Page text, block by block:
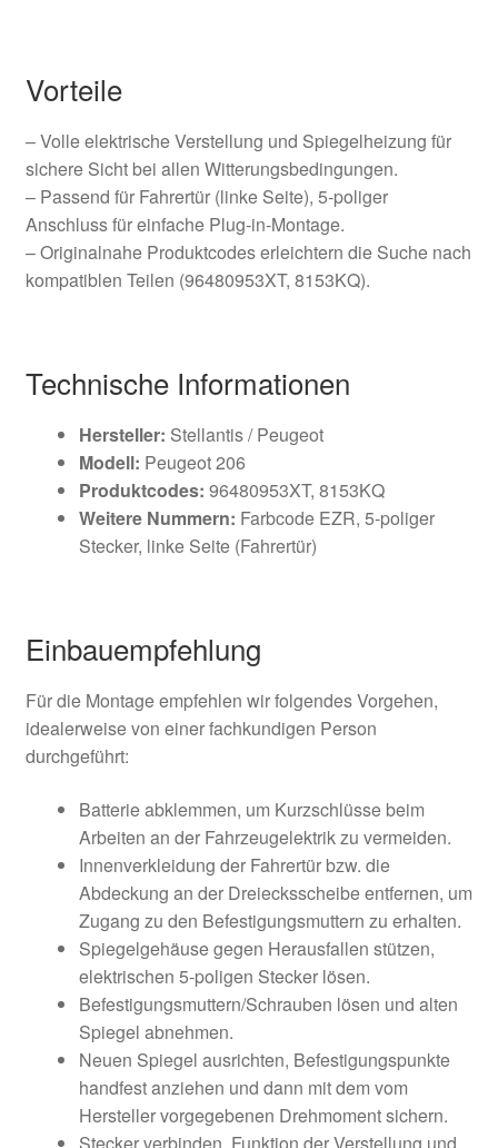
Vorteile
– Volle elektrische Verstellung und Spiegelheizung für
sichere Sicht bei allen Witterungsbedingungen.
– Passend für Fahrertür (linke Seite), 5‑poliger
Anschluss für einfache Plug‑in‑Montage.
– Originalnahe Produktcodes erleichtern die Suche nach
kompatiblen Teilen (96480953XT, 8153KQ).
Technische Informationen
Hersteller: Stellantis / Peugeot
Modell: Peugeot 206
Produktcodes: 96480953XT, 8153KQ
Weitere Nummern: Farbcode EZR, 5‑poliger
Stecker, linke Seite (Fahrertür)
Einbauempfehlung
Für die Montage empfehlen wir folgendes Vorgehen,
idealerweise von einer fachkundigen Person
durchgeführt:
Batterie abklemmen, um Kurzschlüsse beim
Arbeiten an der Fahrzeugelektrik zu vermeiden.
Innenverkleidung der Fahrertür bzw. die
Abdeckung an der Dreiecksscheibe entfernen, um
Zugang zu den Befestigungsmuttern zu erhalten.
Spiegelgehäuse gegen Herausfallen stützen,
elektrischen 5‑poligen Stecker lösen.
Befestigungsmuttern/Schrauben lösen und alten
Spiegel abnehmen.
Neuen Spiegel ausrichten, Befestigungspunkte
handfest anziehen und dann mit dem vom
Hersteller vorgegebenen Drehmoment sichern.